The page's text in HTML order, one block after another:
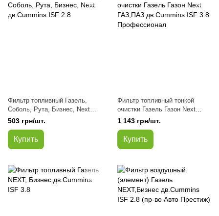
Фильтр топливный Газель,
Соболь, Рута, Бизнес, Next
дв.Cummins ISF 2.8
503 грн/шт.
Купить
Фильтр топливный тонкой
очистки Газель Газон Next
ГАЗ,ПАЗ дв.Cummins ISF 3.8
Профессионал
1 143 грн/шт.
Купить